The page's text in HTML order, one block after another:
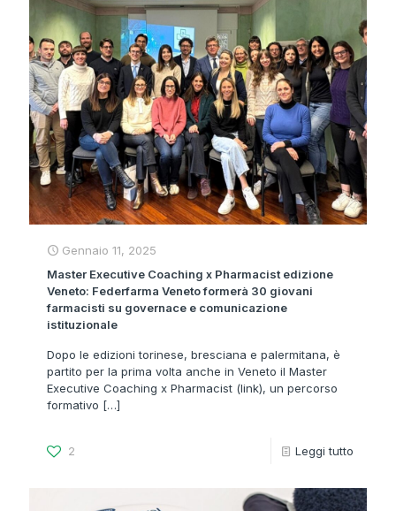
Gennaio 11, 2025
Master Executive Coaching x Pharmacist edizione
Veneto: Federfarma Veneto formerà 30 giovani
farmacisti su governace e comunicazione
istituzionale
Dopo le edizioni torinese, bresciana e palermitana, è
partito per la prima volta anche in Veneto il Master
Executive Coaching x Pharmacist (link), un percorso
formativo […]
2 Leggi tutto